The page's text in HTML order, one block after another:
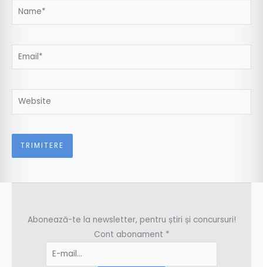
Name*
Email*
Website
Abonează-te la newsletter, pentru știri și concursuri!
Cont abonament *